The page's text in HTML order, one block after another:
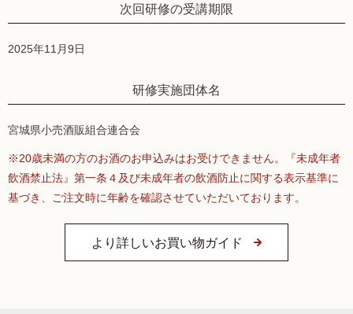
次回研修の受講期限
2025年11月9日
研修実施団体名
宮城県小売酒販組合連合会
※20歳未満の方のお酒のお申込みはお受けできません。『未成年者
飲酒禁止法』第一条４及び未成年者の飲酒防止に関する表示基準に
基づき、ご注文時に年齢を確認させていただいております。
より詳しいお買い物ガイド